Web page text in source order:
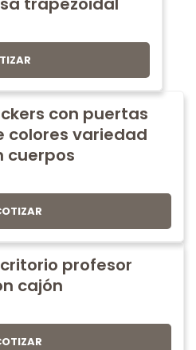
con puertas
colores variedad
cuerpos
profesor
cajón